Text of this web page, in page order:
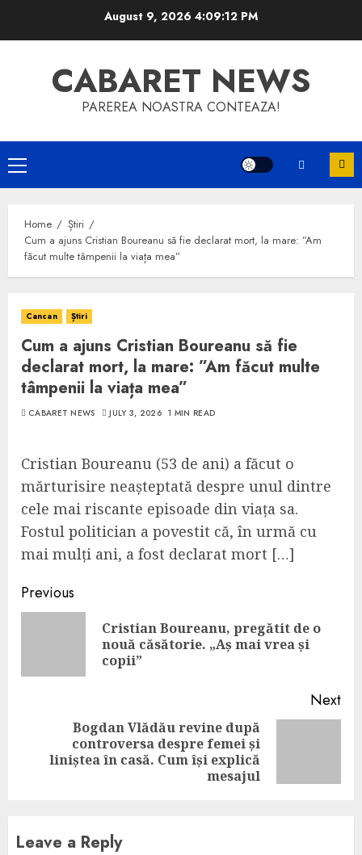
August 9, 2026 4:09:12 PM
CABARET NEWS
PAREREA NOASTRA CONTEAZA!
Primary
Menu
Home
Știri
Cum a ajuns Cristian Boureanu să fie declarat mort, la mare: ”Am
făcut multe tâmpenii la viața mea”
Cancan Știri
Cum a ajuns Cristian Boureanu să fie
declarat mort, la mare: ”Am făcut multe
tâmpenii la viața mea”
CABARET NEWS JULY 3, 2026 1 MIN READ
Cristian Boureanu (53 de ani) a făcut o
mărturisire neașteptată despre unul dintre
cele mai riscante episoade din viața sa.
Fostul politician a povestit că, în urmă cu
mai mulți ani, a fost declarat mort […]
Continue
Reading
Previous
Cristian Boureanu, pregătit de o
nouă căsătorie. „Aș mai vrea și
copii”
Next
post:
Bogdan Vlădău revine după
controversa despre femei și
liniștea în casă. Cum își explică
mesajul
Leave a Reply